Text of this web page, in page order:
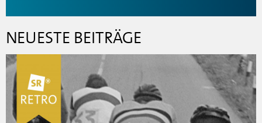
NEUESTE BEITRÄGE